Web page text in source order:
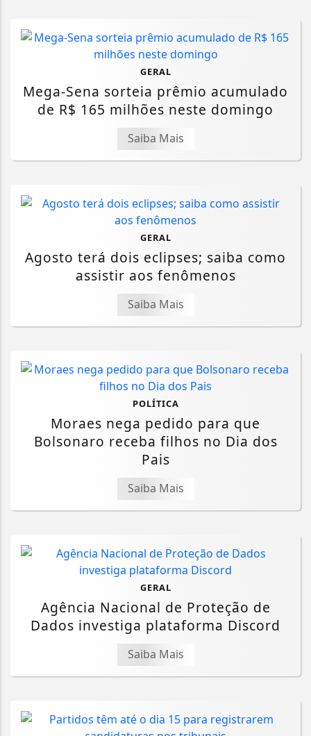
GERAL
Mega-Sena sorteia prêmio acumulado
de R$ 165 milhões neste domingo
Saiba Mais
GERAL
Agosto terá dois eclipses; saiba como
assistir aos fenômenos
Saiba Mais
POLÍTICA
Moraes nega pedido para que
Bolsonaro receba filhos no Dia dos
Pais
Saiba Mais
GERAL
Agência Nacional de Proteção de
Dados investiga plataforma Discord
Saiba Mais